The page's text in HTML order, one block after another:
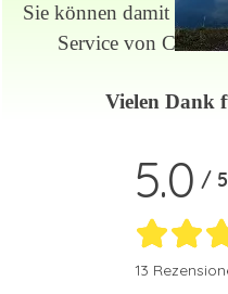
Sie können damit
Service von
Vielen Dank
5.0 / 5
13